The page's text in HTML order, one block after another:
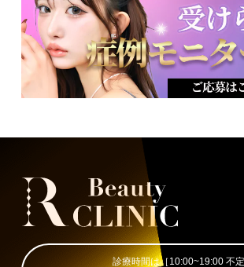
診療時間は［10:00~19:00 不定